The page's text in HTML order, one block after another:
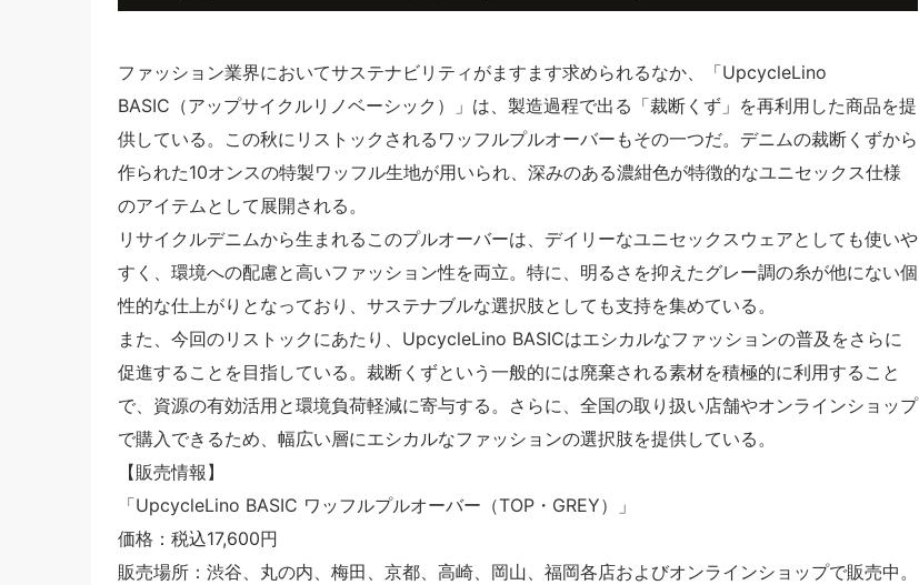
ファッション業界においてサステナビリティがますます求められるなか、「UpcycleLino
BASIC（アップサイクルリノベーシック）」は、製造過程で出る「裁断くず」を再利用した商品を提
供している。この秋にリストックされるワッフルプルオーバーもその一つだ。デニムの裁断くずから
作られた10オンスの特製ワッフル生地が用いられ、深みのある濃紺色が特徴的なユニセックス仕様
のアイテムとして展開される。
リサイクルデニムから生まれるこのプルオーバーは、デイリーなユニセックスウェアとしても使いや
すく、環境への配慮と高いファッション性を両立。特に、明るさを抑えたグレー調の糸が他にない個
性的な仕上がりとなっており、サステナブルな選択肢としても支持を集めている。
また、今回のリストックにあたり、UpcycleLino BASICはエシカルなファッションの普及をさらに
促進することを目指している。裁断くずという一般的には廃棄される素材を積極的に利用すること
で、資源の有効活用と環境負荷軽減に寄与する。さらに、全国の取り扱い店舗やオンラインショップ
で購入できるため、幅広い層にエシカルなファッションの選択肢を提供している。
【販売情報】
「UpcycleLino BASIC ワッフルプルオーバー（TOP・GREY）」
価格：税込17,600円
販売場所：渋谷、丸の内、梅田、京都、高崎、岡山、福岡各店およびオンラインショップで販売中。